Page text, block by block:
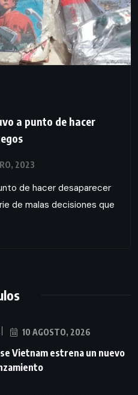
a punto de hacer
2023
de hacer desaparecer
de malas decisiones que
10 AGOSTO, 2026
Vietnam estrena un nuevo